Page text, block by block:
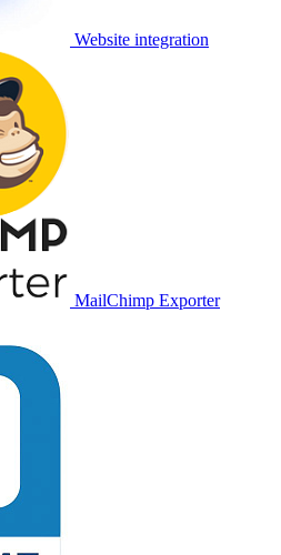
Website integration
MailChimp Exporter